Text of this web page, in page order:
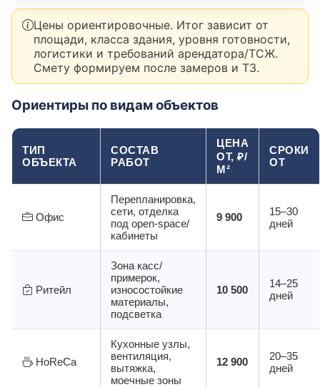
Цены ориентировочные. Итог зависит от
площади, класса здания, уровня готовности,
логистики и требований арендатора/ТСЖ.
Смету формируем после замеров и ТЗ.
Ориентиры по видам объектов
ТИП
ОБЪЕКТА
СОСТАВ
РАБОТ
ЦЕНА
ОТ, ₽/
М²
СРОКИ
ОТ
Офис
Перепланировка,
сети, отделка
под open-space/
кабинеты
9 900
15–30
дней
Ритейл
Зона касс/
примерок,
износостойкие
материалы,
подсветка
10 500
14–25
дней
HoReCa
Кухонные узлы,
вентиляция,
вытяжка,
моечные зоны
12 900
20–35
дней